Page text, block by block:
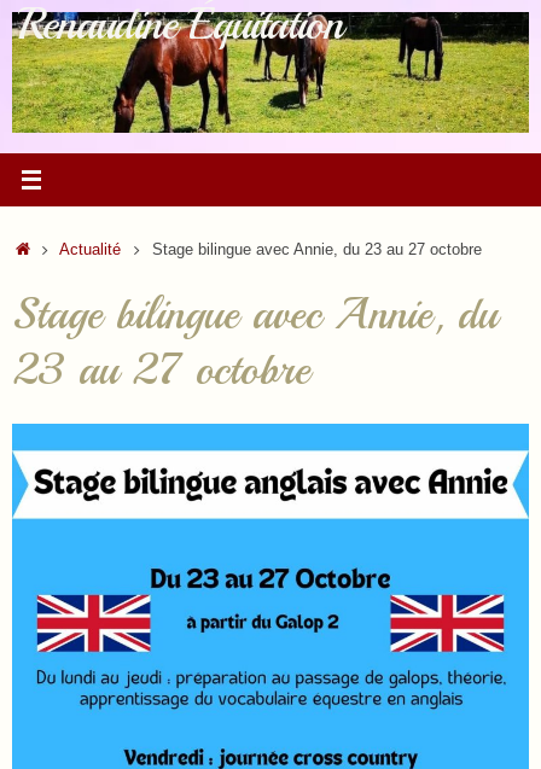
Passer
au
contenu
Renaudine Équitation
Accueil
Actualité Stage bilingue avec Annie, du 23 au 27 octobre
Stage bilingue avec Annie, du
23 au 27 octobre